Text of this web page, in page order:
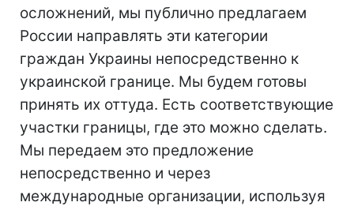
осложнений, мы публично предлагаем
России направлять эти категории
граждан Украины непосредственно к
украинской границе. Мы будем готовы
принять их оттуда. Есть соответствующие
участки границы, где это можно сделать.
Мы передаем это предложение
непосредственно и через
международные организации, используя